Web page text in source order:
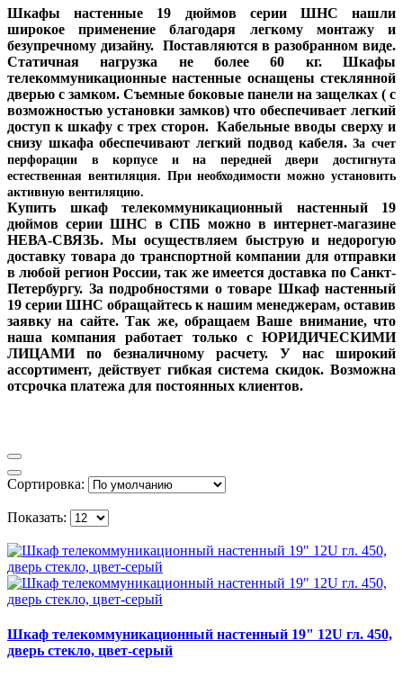
Шкафы настенные 19 дюймов серии ШНС нашли
широкое применение благодаря легкому монтажу и
безупречному дизайну. Поставляются в разобранном виде.
Статичная нагрузка не более 60 кг. Шкафы
телекоммуникационные настенные оснащены стеклянной
дверью с замком. Съемные боковые панели на защелках ( с
возможностью установки замков) что обеспечивает легкий
доступ к шкафу с трех сторон. Кабельные вводы сверху и
снизу шкафа обеспечивают легкий подвод кабеля.За счет
перфорации в корпусе и на передней двери достигнута
естественная вентиляция. При необходимости можно установить
активную вентиляцию.
Купить шкаф телекоммуникационный настенный 19
дюймов серии ШНС в СПБ можно в интернет-магазине
НЕВА-СВЯЗЬ. Мы осуществляем быструю и недорогую
доставку товара до транспортной компании для отправки
в любой регион России, так же имеется доставка по Санкт-
Петербургу. За подробностями о товаре Шкаф настенный
19 серии ШНС обращайтесь к нашим менеджерам, оставив
заявку на сайте. Так же, обращаем Ваше внимание, что
наша компания работает только с ЮРИДИЧЕСКИМИ
ЛИЦАМИ по безналичному расчету. У нас широкий
ассортимент, действует гибкая система скидок. Возможна
отсрочка платежа для постоянных клиентов.
Сортировка:
Показать:
Шкаф телекоммуникационный настенный 19" 12U гл. 450,
дверь стекло, цвет-серый